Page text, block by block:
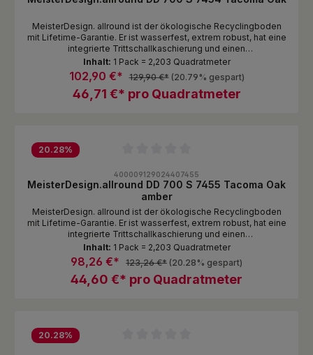
MeisterDesign. allround ist der ökologische Recyclingboden
mit Lifetime-Garantie. Er ist wasserfest, extrem robust, hat eine
integrierte Trittschallkaschierung und einen
renovierungsfreundlichen Aufbau von lediglich 5,5 mm und ist
damit ein echtes Rundum-Talent. Und der absolute
Nachhaltigkeits-Champion: In der innovativen Spezialplatte
stecken neben mineralischen Bestandteilen mehr als zwei
Drittel Recycling-Kunststoff. Produktaufbau Mehrschichtige P-
Bestandteile mit PostConsumer-Recycling im Polymeranteil
46,71 €* pro Quadratmeter
102,90 €* 129,90 €* (20.79% gespart)
Inhalt: 1 Pack = 2,203 Quadratmeter
20.28%
400009129024407455
MeisterDesign.allround DD 700 S 7455 Tacoma Oak
amber
MeisterDesign. allround ist der ökologische Recyclingboden
mit Lifetime-Garantie. Er ist wasserfest, extrem robust, hat eine
integrierte Trittschallkaschierung und einen
renovierungsfreundlichen Aufbau von lediglich 5,5 mm und ist
damit ein echtes Rundum-Talent. Und der absolute
Nachhaltigkeits-Champion: In der innovativen Spezialplatte
stecken neben mineralischen Bestandteilen mehr als zwei
Drittel Recycling-Kunststoff. Produktaufbau Mehrschichtige P-
Bestandteile mit PostConsumer-Recycling im Polymeranteil
44,60 €* pro Quadratmeter
98,26 €* 123,26 €* (20.28% gespart)
Inhalt: 1 Pack = 2,203 Quadratmeter
20.28%